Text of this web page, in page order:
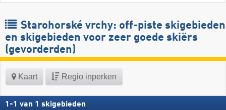
Starohorské vrchy: off-piste skigebieden
en skigebieden voor zeer goede skiërs
(gevorderden)
Kaart Regio inperken
1 -1 van 1 skigebieden